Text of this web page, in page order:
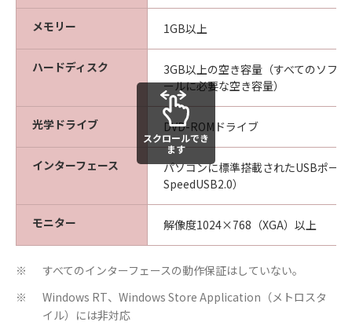
メモリー 1GB以上
ハードディスク
3GB以上の空き容量（すべてのソフ
ールに必要な空き容量）
光学ドライブ DVD-ROMドライブ
インターフェース
パソコンに標準搭載されたUSBポー
SpeedUSB2.0）
モニター 解像度1024×768（XGA）以上
※ すべてのインターフェースの動作保証はしていない。
スクロールでき
ます
※
Windows RT、Windows Store Application（メトロスタ
イル）には非対応